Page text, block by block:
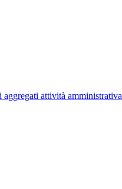
aggregati attività amministrativa